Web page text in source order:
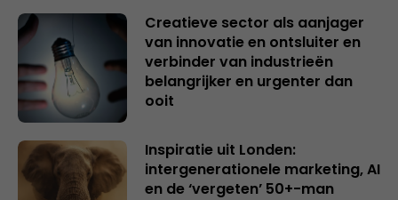
Creatieve sector als aanjager
van innovatie en ontsluiter en
verbinder van industrieën
belangrijker en urgenter dan
ooit
Inspiratie uit Londen:
intergenerationele marketing, AI
en de ‘vergeten’ 50+-man